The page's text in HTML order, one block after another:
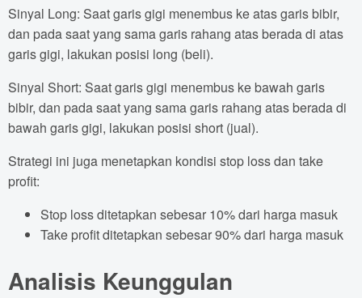
Sinyal Long: Saat garis gigi menembus ke atas garis bibir,
dan pada saat yang sama garis rahang atas berada di atas
garis gigi, lakukan posisi long (beli).
Sinyal Short: Saat garis gigi menembus ke bawah garis
bibir, dan pada saat yang sama garis rahang atas berada di
bawah garis gigi, lakukan posisi short (jual).
Strategi ini juga menetapkan kondisi stop loss dan take
profit:
Stop loss ditetapkan sebesar 10% dari harga masuk
Take profit ditetapkan sebesar 90% dari harga masuk
Analisis Keunggulan